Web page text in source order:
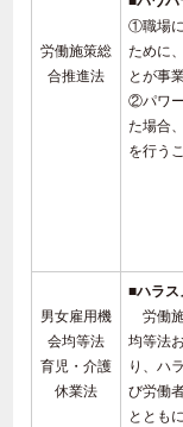
労働施策総
合推進法
①職場
ために
とが事
②パワ
た場合
を行う
男女雇用機
会均等法
育児・介護
休業法
■ハラス
労働
均等法
り、ハ
び労働
ととも